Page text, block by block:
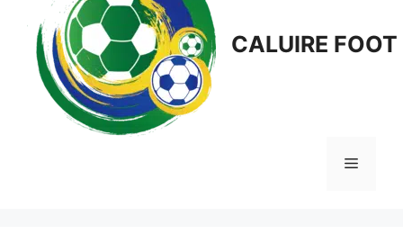
CALUIRE FOOT
Menu